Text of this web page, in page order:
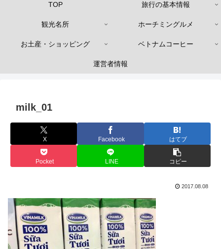
TOP 旅行の基本情報
観光名所 ホーチミングルメ
お土産・ショッピング ベトナムコーヒー
運営者情報
milk_01
X Facebook はてブ
Pocket LINE コピー
2017.08.08